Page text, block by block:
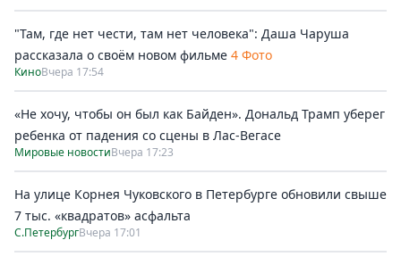
"Там, где нет чести, там нет человека": Даша Чаруша
рассказала о своём новом фильме 4 Фото
КиноВчера 17:54
«Не хочу, чтобы он был как Байден». Дональд Трамп уберег
ребенка от падения со сцены в Лас-Вегасе
Мировые новостиВчера 17:23
На улице Корнея Чуковского в Петербурге обновили свыше
7 тыс. «квадратов» асфальта
С.ПетербургВчера 17:01